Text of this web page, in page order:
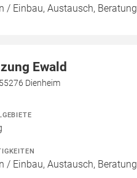
/ Einbau, Austausch, Beratung
Ewald
Dienheim
/ Einbau, Austausch, Beratung